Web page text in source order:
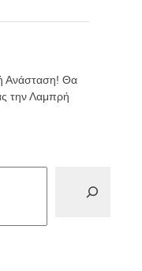
Ανάσταση! Θα
την Λαμπρή